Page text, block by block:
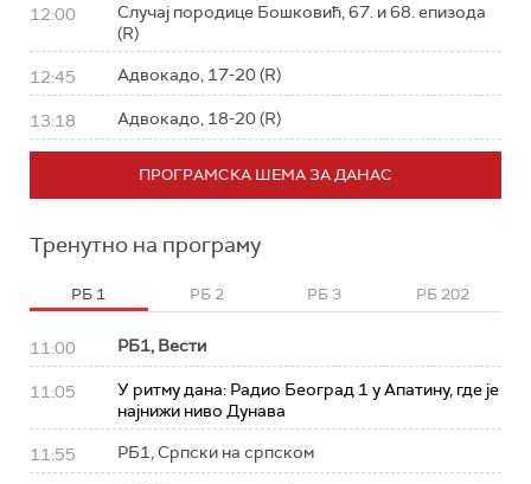
12:00
Случај породице Бошковић, 67. и 68. епизода
(R)
12:45 Адвокадо, 17-20 (R)
13:18 Адвокадо, 18-20 (R)
ПРОГРАМСКА ШЕМА ЗА ДАНАС
Тренутно на програму
РБ 1 РБ 2 РБ 3 РБ 202
11:00 РБ1, Вести
11:05
У ритму дана: Радио Београд 1 у Апатину, где је
најнижи ниво Дунава
11:55 РБ1, Српски на српском